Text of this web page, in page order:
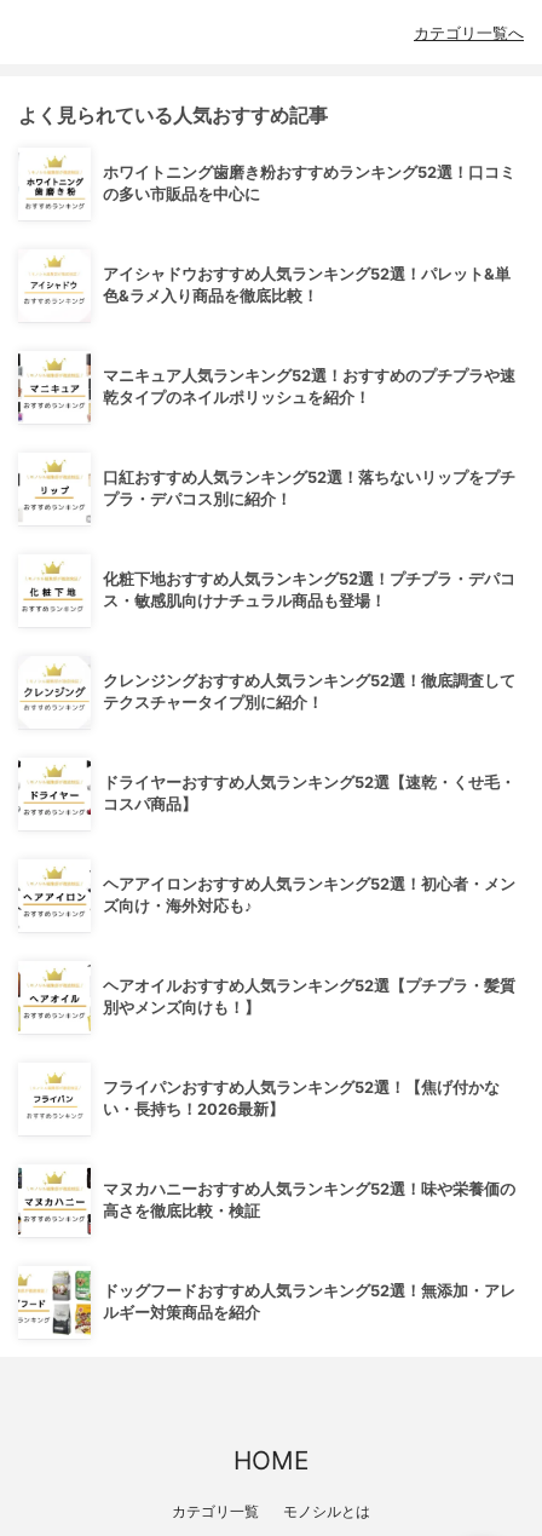
カテゴリ一覧へ
よく見られている人気おすすめ記事
ホワイトニング歯磨き粉おすすめランキング52選！口コミ
の多い市販品を中心に
アイシャドウおすすめ人気ランキング52選！パレット&単
色&ラメ入り商品を徹底比較！
マニキュア人気ランキング52選！おすすめのプチプラや速
乾タイプのネイルポリッシュを紹介！
口紅おすすめ人気ランキング52選！落ちないリップをプチ
プラ・デパコス別に紹介！
化粧下地おすすめ人気ランキング52選！プチプラ・デパコ
ス・敏感肌向けナチュラル商品も登場！
クレンジングおすすめ人気ランキング52選！徹底調査して
テクスチャータイプ別に紹介！
ドライヤーおすすめ人気ランキング52選【速乾・くせ毛・
コスパ商品】
ヘアアイロンおすすめ人気ランキング52選！初心者・メン
ズ向け・海外対応も♪
ヘアオイルおすすめ人気ランキング52選【プチプラ・髪質
別やメンズ向けも！】
フライパンおすすめ人気ランキング52選！【焦げ付かな
い・長持ち！2026最新】
マヌカハニーおすすめ人気ランキング52選！味や栄養価の
高さを徹底比較・検証
ドッグフードおすすめ人気ランキング52選！無添加・アレ
ルギー対策商品を紹介
HOME
カテゴリ一覧 モノシルとは